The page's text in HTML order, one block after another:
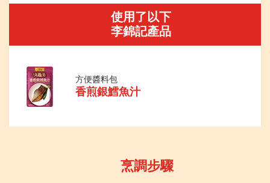
使用了以下
李錦記產品
方便醬料包
香煎銀鱈魚汁
烹調步驟